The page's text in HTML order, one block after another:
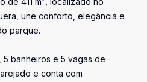
une conforto, elegância e
parque.
5 banheiros e 5 vagas de
e conta com